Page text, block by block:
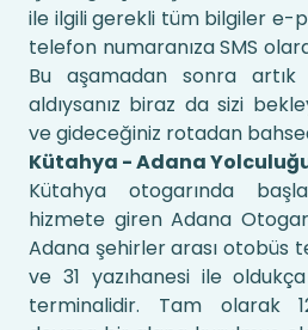
ile ilgili gerekli tüm bilgiler e-
telefon numaranıza SMS
Bu aşamadan sonra
aldıysanız biraz da sizi
ve gideceğiniz rotadan
Kütahya - Adana
Kütahya otogarında
hizmete giren Adana
Adana şehirler arası otobüs
ve 31 yazıhanesi ile
terminalidir. Tam olarak